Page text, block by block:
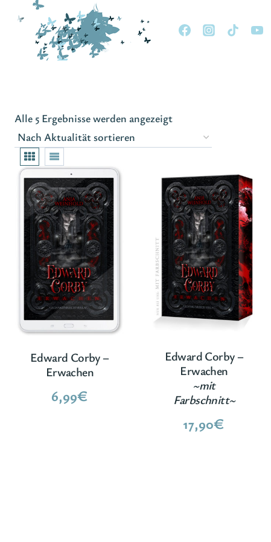
springen
Alle 5 Ergebnisse werden angezeigtNach
Aktualität
Edward Corby –
Erwachen
6,99€
Edward Corby –
Erwachen
~mit
Farbschnitt~
17,90€